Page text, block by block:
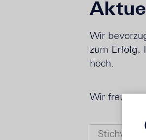
Wir
zum Erfolg.
hoch.
Wir freuen